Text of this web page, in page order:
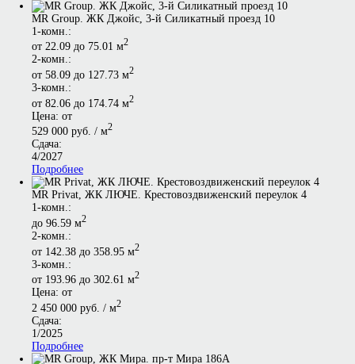
MR Group. ЖК Джойс, 3-й Силикатный проезд 10
1-комн.:
от 22.09 до 75.01 м2
2-комн.:
от 58.09 до 127.73 м2
3-комн.:
от 82.06 до 174.74 м2
Цена: от
529 000 руб. / м2
Сдача:
4/2027
Подробнее
MR Privat, ЖК ЛЮЧЕ. Крестовоздвиженский переулок 4
1-комн.:
до 96.59 м2
2-комн.:
от 142.38 до 358.95 м2
3-комн.:
от 193.96 до 302.61 м2
Цена: от
2 450 000 руб. / м2
Сдача:
1/2025
Подробнее